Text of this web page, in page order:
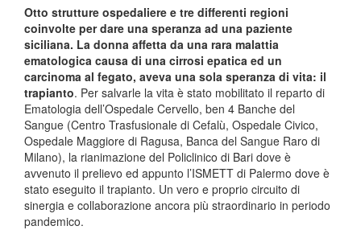
Otto strutture ospedaliere e tre differenti regioni
coinvolte per dare una speranza ad una paziente
siciliana. La donna affetta da una rara malattia
ematologica causa di una cirrosi epatica ed un
carcinoma al fegato, aveva una sola speranza di vita: il
trapianto. Per salvarle la vita è stato mobilitato il reparto di
Ematologia dell’Ospedale Cervello, ben 4 Banche del
Sangue (Centro Trasfusionale di Cefalù, Ospedale Civico,
Ospedale Maggiore di Ragusa, Banca del Sangue Raro di
Milano), la rianimazione del Policlinico di Bari dove è
avvenuto il prelievo ed appunto l’ISMETT di Palermo dove è
stato eseguito il trapianto. Un vero e proprio circuito di
sinergia e collaborazione ancora più straordinario in periodo
pandemico.